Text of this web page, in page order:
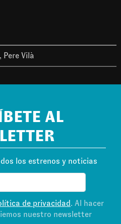
Pere Vilà
AL
los estrenos y noticias
de privacidad. Al hacer
nuestro newsletter